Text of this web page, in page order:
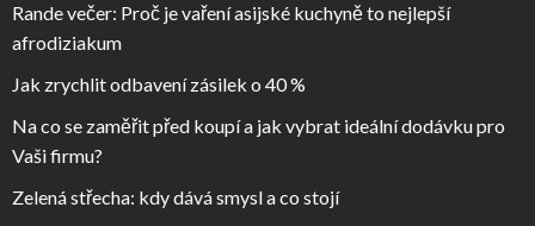
Rande večer: Proč je vaření asijské kuchyně to nejlepší
afrodiziakum
Jak zrychlit odbavení zásilek o 40 %
Na co se zaměřit před koupí a jak vybrat ideální dodávku pro
Vaši firmu?
Zelená střecha: kdy dává smysl a co stojí